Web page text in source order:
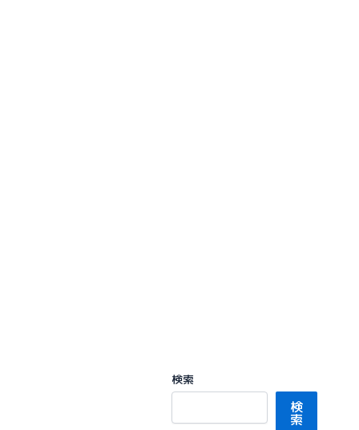
検索
検
索